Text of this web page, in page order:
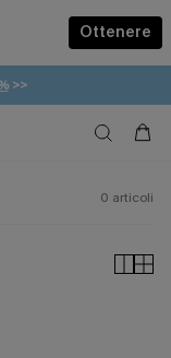
Ottenere
| ACQUISTA
>>
0 articoli